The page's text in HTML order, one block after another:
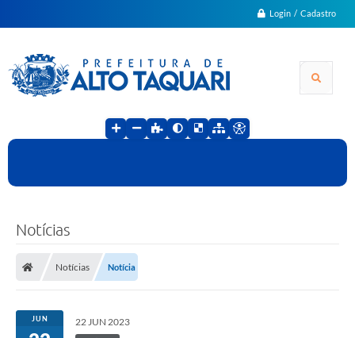
Login / Cadastro
Notícias
Notícias Notícia
JUN 22 JUN 2023